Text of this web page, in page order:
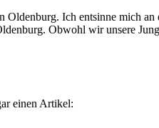
Ich entsinne mich
Obwohl wir unsere
einen Artikel: